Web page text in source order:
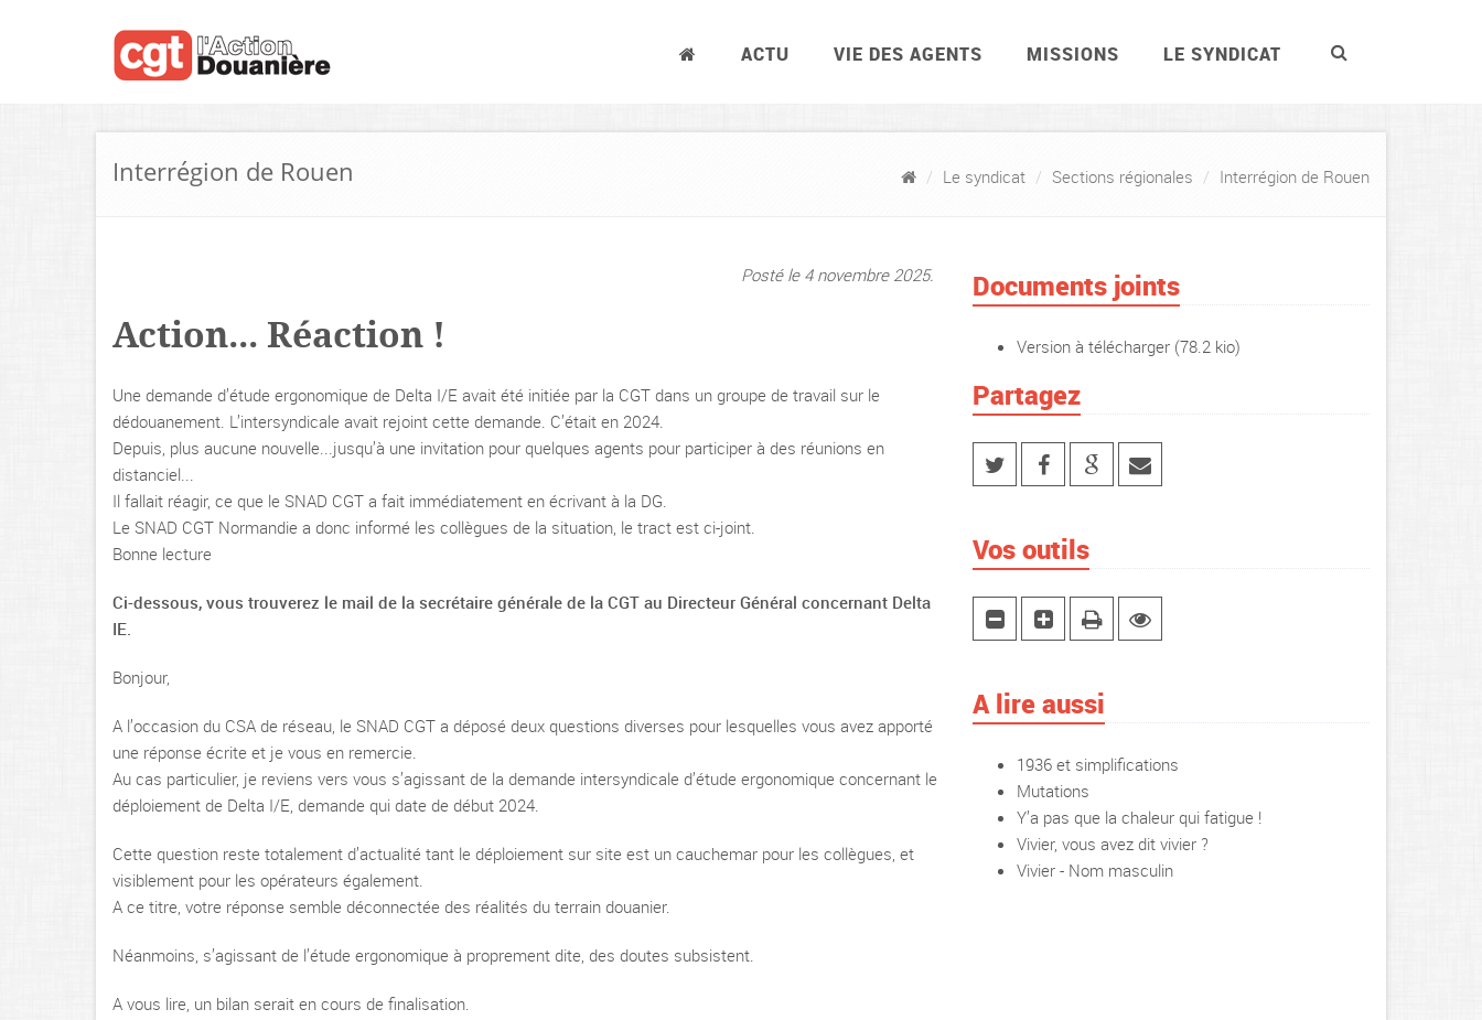
ACTU VIE DES AGENTS MISSIONS LE SYNDICAT
Interrégion de Rouen Le syndicat Sections régionales Interrégion de Rouen
Posté le 4 novembre 2025.
Action... Réaction !
Une demande d’étude ergonomique de Delta I/E avait été initiée par la CGT dans un groupe de travail sur le
dédouanement. L’intersyndicale avait rejoint cette demande. C’était en 2024.
Depuis, plus aucune nouvelle...jusqu’à une invitation pour quelques agents pour participer à des réunions en
distanciel...
Il fallait réagir, ce que le SNAD CGT a fait immédiatement en écrivant à la DG.
Le SNAD CGT Normandie a donc informé les collègues de la situation, le tract est ci-joint.
Bonne lecture
Ci-dessous, vous trouverez le mail de la secrétaire générale de la CGT au Directeur Général concernant Delta
IE.
Bonjour,
A l’occasion du CSA de réseau, le SNAD CGT a déposé deux questions diverses pour lesquelles vous avez apporté
une réponse écrite et je vous en remercie.
Au cas particulier, je reviens vers vous s’agissant de la demande intersyndicale d’étude ergonomique concernant le
déploiement de Delta I/E, demande qui date de début 2024.
Cette question reste totalement d’actualité tant le déploiement sur site est un cauchemar pour les collègues, et
visiblement pour les opérateurs également.
A ce titre, votre réponse semble déconnectée des réalités du terrain douanier.
Néanmoins, s’agissant de l’étude ergonomique à proprement dite, des doutes subsistent.
A vous lire, un bilan serait en cours de finalisation.
Documents joints
Version à télécharger (78.2 kio)
Partagez
Vos outils
A lire aussi
1936 et simplifications
Mutations
Y’a pas que la chaleur qui fatigue !
Vivier, vous avez dit vivier ?
Vivier - Nom masculin